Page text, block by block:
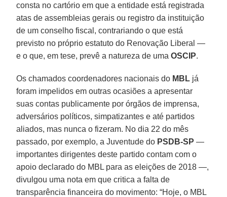
consta no cartório em que a entidade está registrada
atas de assembleias gerais ou registro da instituição
de um conselho fiscal, contrariando o que está
previsto no próprio estatuto do Renovação Liberal —
e o que, em tese, prevê a natureza de umaOSCIP.
Os chamados coordenadores nacionais do MBL já
foram impelidos em outras ocasiões a apresentar
suas contas publicamente por órgãos de imprensa,
adversários políticos, simpatizantes e até partidos
aliados, mas nunca o fizeram. No dia 22 do mês
passado, por exemplo, a Juventude do PSDB-SP —
importantes dirigentes deste partido contam com o
apoio declarado do MBL para as eleições de 2018 —,
divulgou uma nota em que critica a falta de
transparência financeira do movimento: “Hoje, o MBL